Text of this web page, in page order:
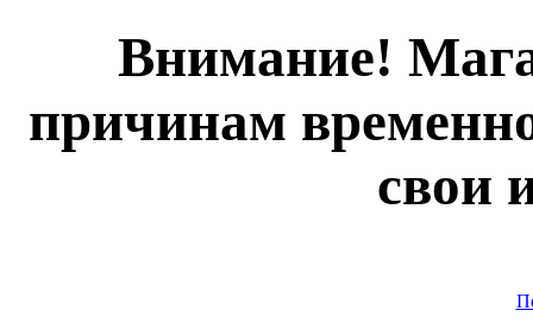
Внимание!
причинам
свои